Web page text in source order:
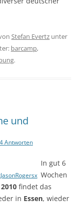
Stefan Evertz unter
barcamp,
.
und
4 Antworten
In gut 6
Wochen
findet das
in Essen, wieder